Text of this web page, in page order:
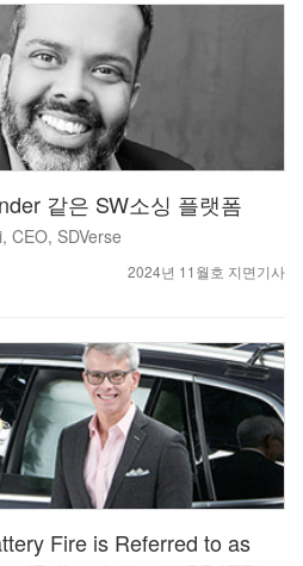
같은 SW소싱 플랫폼
CEO, SDVerse
2024년 11월호 지면기사
Fire is Referred to as